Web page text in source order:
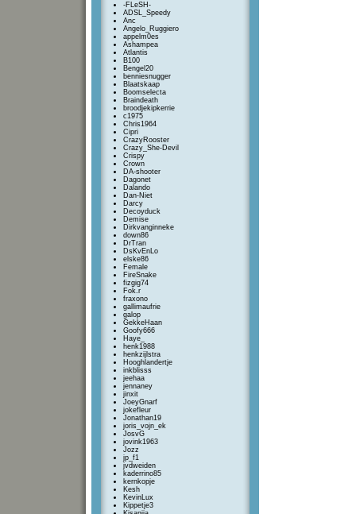
-FLeSH-
ADSL_Speedy
Anc
Angelo_Ruggiero
appelm0es
Ashampea
Atlantis
B100
Bengel20
benniesnugger
Blaatskaap
Boomselecta
Braindeath
broodjekipkerrie
c1975
Chris1964
Cipri
CrazyRooster
Crazy_She-Devil
Crispy
Crown
DA-shooter
Dagonet
Dalando
Dan-Niet
Darcy
Decoyduck
Demise
Dirkvanginneke
down86
DrTran
DsKvEnLo
elske86
Female
FireSnake
fizgig74
Fok.r
fraxono
gallimaufrie
galop
GekkeHaan
Goofy666
Haye_
henk1988
henkzijlstra
Hooghlandertje
inkblisss
jeehaa
jennaney
jinxit
JoeyGnarf
jokefleur
Jonathan19
joris_vojn_ek
JosvG
jovink1963
Jozz
jp_f1
jvdweiden
kaderrino85
kernkopje
Kesh
KevinLux
Kippetje3